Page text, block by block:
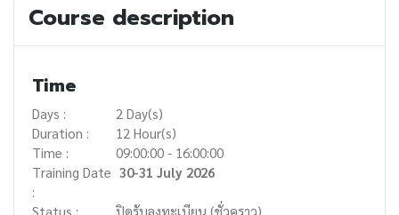
Course description
Time
Days :
2 Day(s)
Duration :
12 Hour(s)
Time :
09:00:00 - 16:00:00
Training Date
:
30-31 July 2026
Status : ปิดรับลงทะเบียน (ชั่วคราว)